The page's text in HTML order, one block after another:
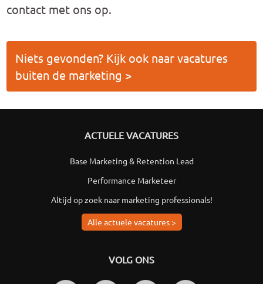
contact met ons op.
Niets gevonden? Kijk ook naar vacatures
buiten de marketing >
ACTUELE VACATURES
Base Marketing & Retention Lead
Performance Marketeer
Altijd op zoek naar marketing professionals!
Alle actuele vacatures >
VOLG ONS